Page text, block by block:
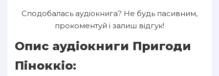
10
Сподобалась аудіокнига? Не будь пасивним,
прокоментуй і залиш відгук!
Опис аудіокниги Пригоди
Пiноккiо: